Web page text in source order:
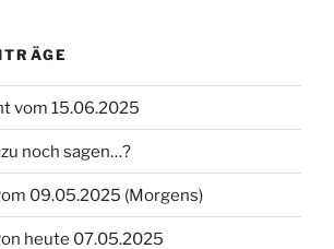
vom 15.06.2025
noch sagen…?
09.05.2025 (Morgens)
heute 07.05.2025